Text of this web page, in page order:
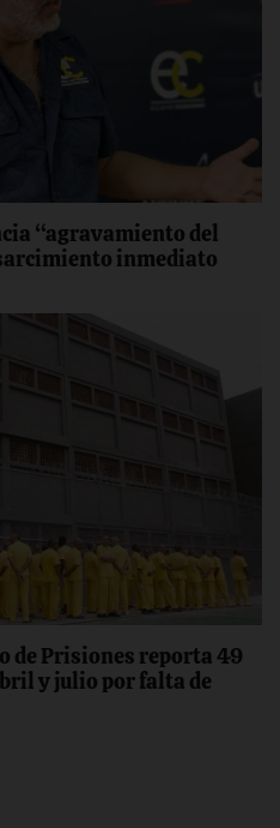
“agravamiento del
inmediato
de Prisiones reporta 49
y julio por falta de